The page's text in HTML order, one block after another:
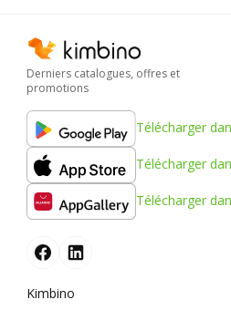
Derniers catalogues, offres et
promotions
Télécharger
Télécharger
Télécharger
Kimbino